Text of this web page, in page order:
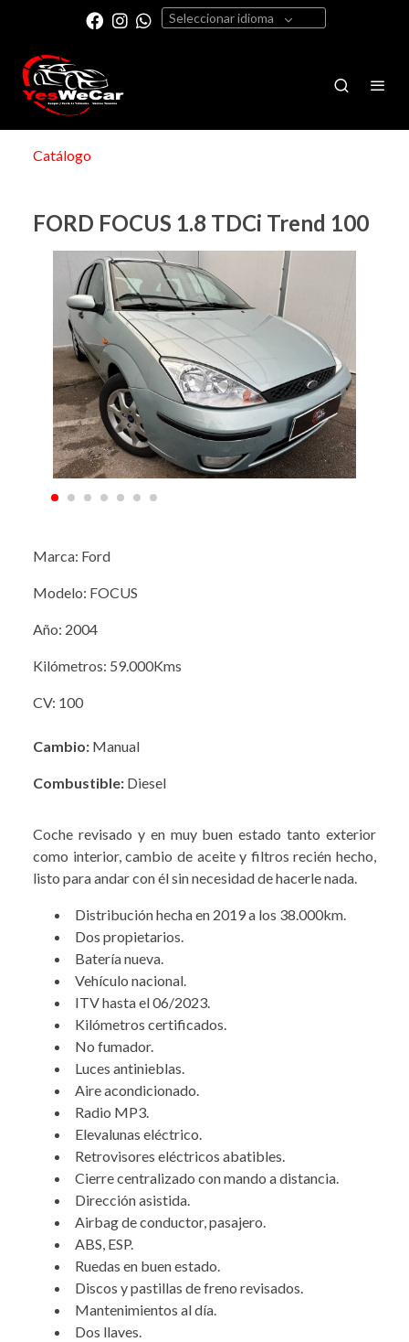
Seleccionar idioma
Catálogo
FORD FOCUS 1.8 TDCi Trend 100
Marca: Ford
Modelo: FOCUS
Año: 2004
Kilómetros: 59.000Kms
CV: 100
Cambio: Manual
Combustible: Diesel
Coche revisado y en muy buen estado tanto exterior
como interior, cambio de aceite y filtros recién hecho,
listo para andar con él sin necesidad de hacerle nada.
Distribución hecha en 2019 a los 38.000km.
Dos propietarios.
Batería nueva.
Vehículo nacional.
ITV hasta el 06/2023.
Kilómetros certificados.
No fumador.
Luces antinieblas.
Aire acondicionado.
Radio MP3.
Elevalunas eléctrico.
Retrovisores eléctricos abatibles.
Cierre centralizado con mando a distancia.
Dirección asistida.
Airbag de conductor, pasajero.
ABS, ESP.
Ruedas en buen estado.
Discos y pastillas de freno revisados.
Mantenimientos al día.
Dos llaves.